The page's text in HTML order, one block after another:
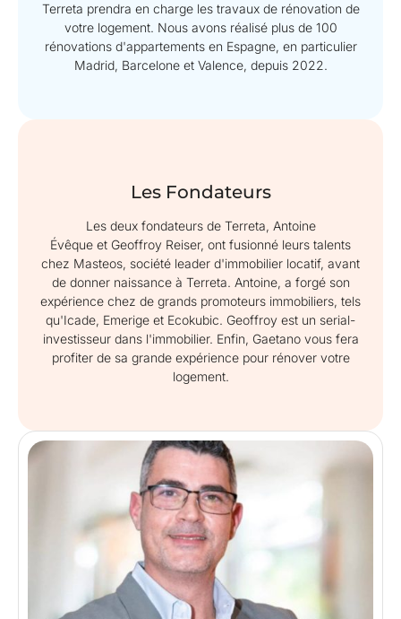
Terreta prendra en charge les travaux de rénovation de
votre logement. Nous avons réalisé plus de 100
rénovations d'appartements en Espagne, en particulier
Madrid, Barcelone et Valence, depuis 2022.
Les Fondateurs
Les deux fondateurs de Terreta, Antoine
Évêque et Geoffroy Reiser, ont fusionné leurs talents
chez Masteos, société leader d'immobilier locatif, avant
de donner naissance à Terreta. Antoine, a forgé son
expérience chez de grands promoteurs immobiliers, tels
qu'Icade, Emerige et Ecokubic. Geoffroy est un serial-
investisseur dans l'immobilier. Enfin, Gaetano vous fera
profiter de sa grande expérience pour rénover votre
logement.